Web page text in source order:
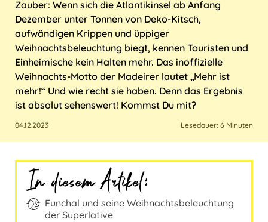
Italien
Kroatien
Malta
Österreich
Portugal
Schweiz
Spanien
Sri Lanka
Taiwan
Thailand
USA
Marokko
Zauber: Wenn sich die Atlantikinsel ab Anfang
Dezember unter Tonnen von Deko-Kitsch,
aufwändigen Krippen und üppiger
Weihnachtsbeleuchtung biegt, kennen Touristen und
Einheimische kein Halten mehr. Das inoffizielle
Weihnachts-Motto der Madeirer lautet „Mehr ist
mehr!“ Und wie recht sie haben. Denn das Ergebnis
ist absolut sehenswert! Kommst Du mit?
04.12.2023 Lesedauer: 6 Minuten
In diesem Artikel:
Funchal und seine Weihnachtsbeleuchtung
der Superlative